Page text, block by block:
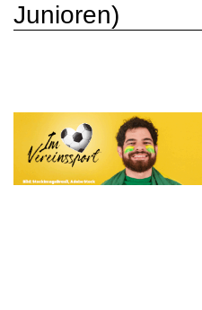
Junioren)